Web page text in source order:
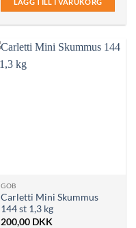
GOB
Carletti Mini Skummus
144 st 1,3 kg
200,00 DKK